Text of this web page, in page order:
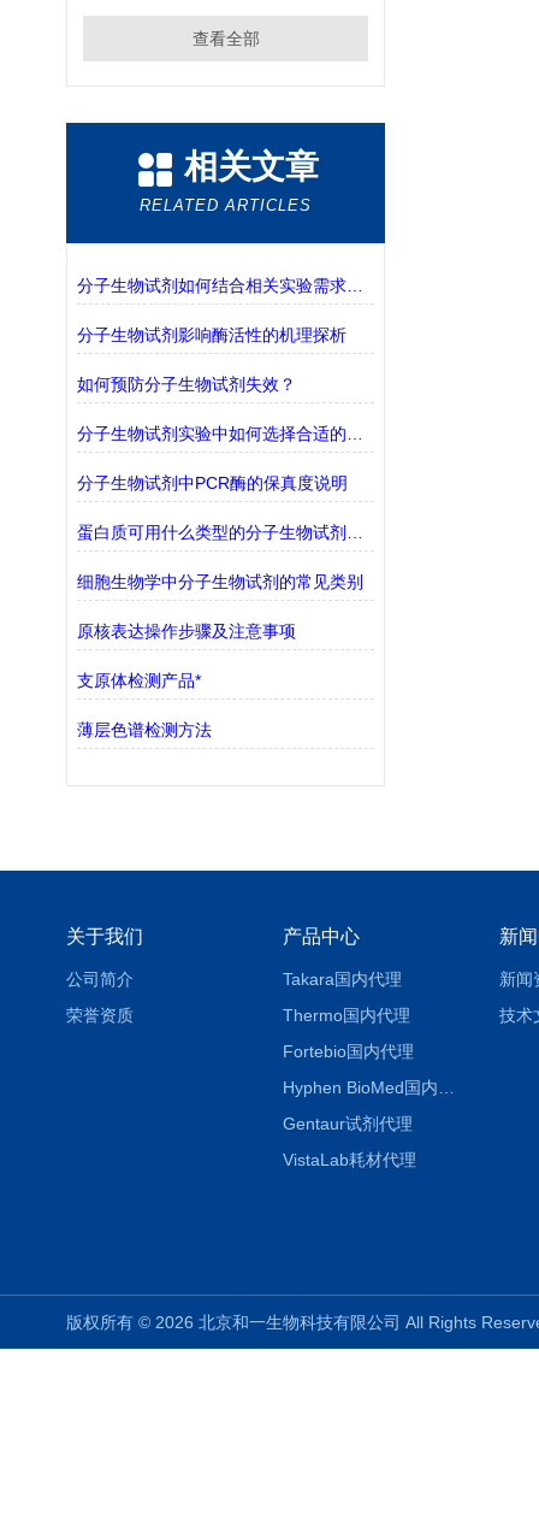
查看全部
相关文章
RELATED ARTICLES
分子生物试剂如何结合相关实验需求进行选择？
分子生物试剂影响酶活性的机理探析
如何预防分子生物试剂失效？
分子生物试剂中PCR酶的保真度说明
细胞生物学中分子生物试剂的常见类别
原核表达操作步骤及注意事项
支原体检测产品*
薄层色谱检测方法
关于我们
公司简介
荣誉资质
产品中心
Takara国内代理
Thermo国内代理
Fortebio国内代理
Gentaur试剂代理
VistaLab耗材代理
新
新闻
技术
版权所有 © 2026 北京和一生物科技有限公司 All Rights